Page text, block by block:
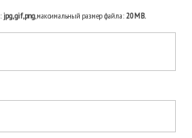
jpg, gif, png, максимальный размер файла:20MB.